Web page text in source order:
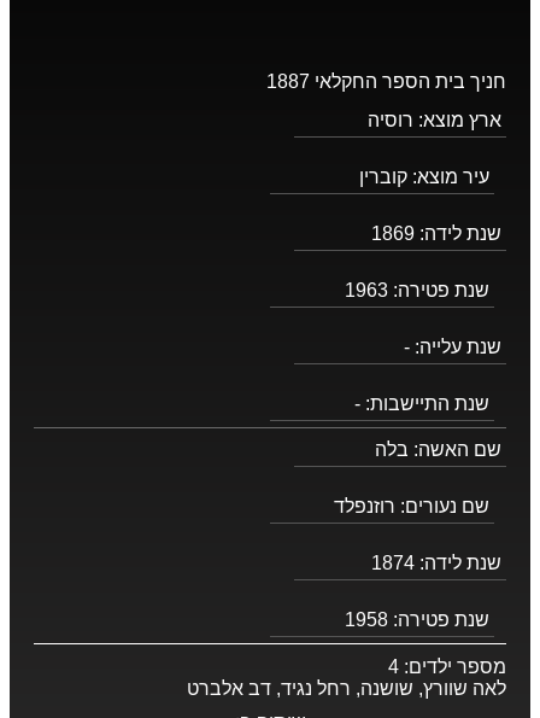
חניך בית הספר החקלאי 1887
ארץ מוצא: רוסיה
עיר מוצא: קוברין
שנת לידה: 1869
שנת פטירה: 1963
שנת עלייה: -
שנת התיישבות: -
שם האשה: בלה
שם נעורים: רוזנפלד
שנת לידה: 1874
שנת פטירה: 1958
מספר ילדים: 4
לאה שוורץ, שושנה, רחל נגיד, דב אלברט